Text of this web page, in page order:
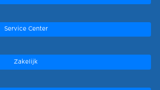
Service Center
Zakelijk